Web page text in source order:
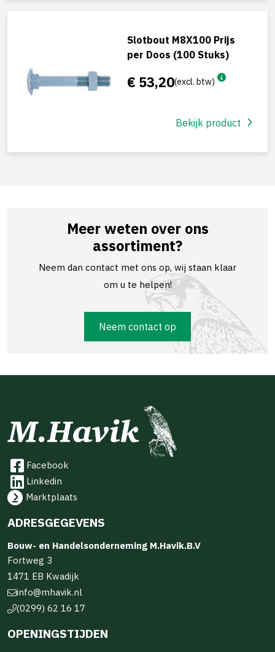
Slotbout M8X100 Prijs
per Doos (100 Stuks)
€ 53,20(excl. btw)
Bekijk product
Meer weten over ons
assortiment?
Neem dan contact met ons op, wij staan klaar
om u te helpen!
Neem contact op
Facebook
Linkedin
Marktplaats
ADRESGEGEVENS
Bouw- en Handelsonderneming M.Havik.B.V
Fortweg 3
1471 EB Kwadijk
info@mhavik.nl
(0299) 62 16 17
OPENINGSTIJDEN